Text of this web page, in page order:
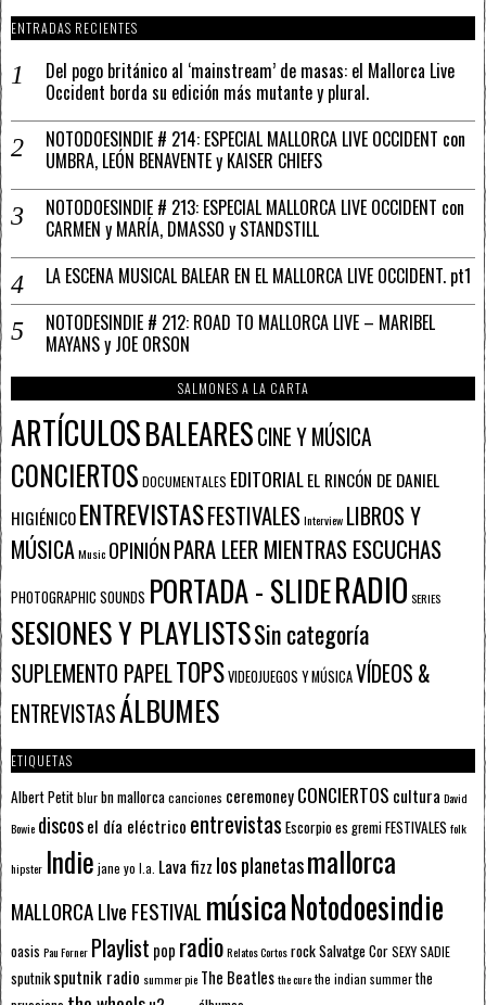
ENTRADAS RECIENTES
Del pogo británico al ‘mainstream’ de masas: el Mallorca Live
Occident borda su edición más mutante y plural.
NOTODOESINDIE # 214: ESPECIAL MALLORCA LIVE OCCIDENT con
UMBRA, LEÓN BENAVENTE y KAISER CHIEFS
NOTODOESINDIE # 213: ESPECIAL MALLORCA LIVE OCCIDENT con
CARMEN y MARÍA, DMASSO y STANDSTILL
LA ESCENA MUSICAL BALEAR EN EL MALLORCA LIVE OCCIDENT. pt1
NOTODESINDIE # 212: ROAD TO MALLORCA LIVE – MARIBEL
MAYANS y JOE ORSON
SALMONES A LA CARTA
ARTÍCULOSBALEARESCINE Y MÚSICA
CONCIERTOS DOCUMENTALES EDITORIALEL RINCÓN DE DANIEL
HIGIÉNICOENTREVISTASFESTIVALESInterview LIBROS Y
MÚSICAMusic OPINIÓNPARA LEER MIENTRAS ESCUCHAS
PHOTOGRAPHIC SOUNDS PORTADA - SLIDERADIO SERIES
SESIONES Y PLAYLISTSSin categoría
SUPLEMENTO PAPELTOPSVIDEOJUEGOS Y MÚSICAVÍDEOS &
ENTREVISTASÁLBUMES
ETIQUETAS
Albert Petitblurbn mallorcacanciones ceremoneyCONCIERTOS cultura David
Bowie discosel día eléctrico entrevistas Escorpioes gremiFESTIVALES folk
hipster Indie jane yo l.a. Lava fizz los planetasmallorca
MALLORCA LIve FESTIVAL músicaNotodoesindie
oasis Pau Forner Playlist pop radioRelatos CortosrockSalvatge CorSEXY SADIE
sputnik sputnik radio summer pie The Beatlesthe curethe indian summerthe